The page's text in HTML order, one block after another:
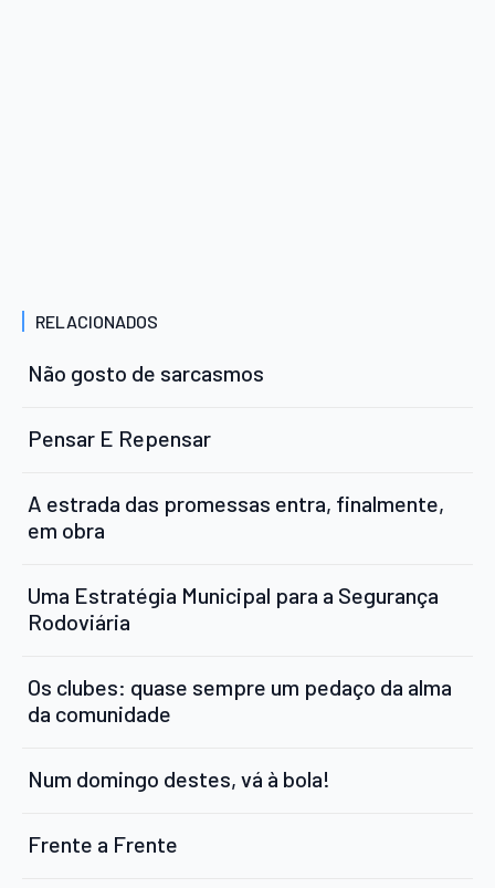
RELACIONADOS
Não gosto de sarcasmos
Pensar E Repensar
A estrada das promessas entra, finalmente,
em obra
Uma Estratégia Municipal para a Segurança
Rodoviária
Os clubes: quase sempre um pedaço da alma
da comunidade
Num domingo destes, vá à bola!
Frente a Frente